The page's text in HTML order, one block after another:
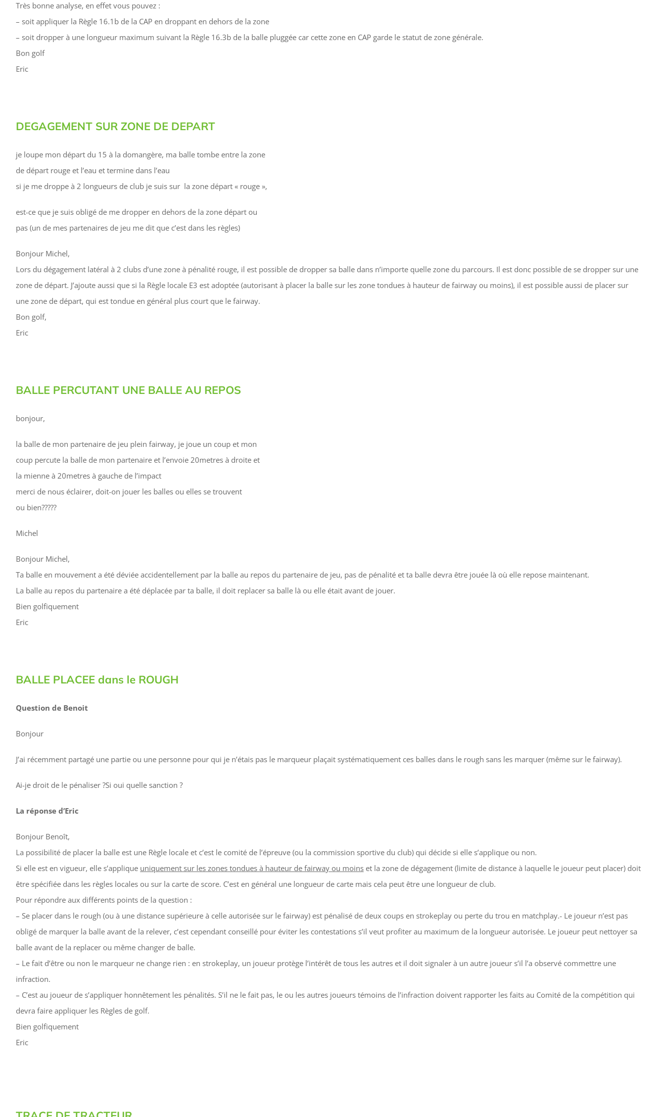
Très bonne analyse, en effet vous pouvez :
– soit appliquer la Règle 16.1b de la CAP en droppant en dehors de la zone
– soit dropper à une longueur maximum suivant la Règle 16.3b de la balle pluggée car cette zone en CAP garde le statut de zone générale.
Bon golf
Eric
DEGAGEMENT SUR ZONE DE DEPART
je loupe mon départ du 15 à la domangère, ma balle tombe entre la zone
de départ rouge et l’eau et termine dans l’eau
si je me droppe à 2 longueurs de club je suis sur la zone départ « rouge »,
est-ce que je suis obligé de me dropper en dehors de la zone départ ou
pas (un de mes partenaires de jeu me dit que c’est dans les règles)
B‌onjour Michel,
Lors du dégagement latéral à 2 clubs d’une zone à pénalité rouge, il est possible de dropper sa balle dans n’importe quelle zone du parcours. Il est donc possible de se dropper sur une
zone de départ. J’ajoute aussi que si la Règle locale E3 est adoptée (autorisant à placer la balle sur les zone tondues à hauteur de fairway ou moins), il est possible aussi de placer sur
une zone de départ, qui est tondue en général plus court que le fairway.
Bon golf,
Eric
BALLE PERCUTANT UNE BALLE AU REPOS
bonjour,
la balle de mon partenaire de jeu plein fairway, je joue un coup et mon
coup percute la balle de mon partenaire et l’envoie 20metres à droite et
la mienne à 20metres à gauche de l’impact
merci de nous éclairer, doit-on jouer les balles ou elles se trouvent
ou bien?????
Michel
B‌onjour Michel,
Ta balle en mouvement a été déviée accidentellement par la balle au repos du partenaire de jeu, pas de pénalité et ta balle devra être jouée là où elle repose maintenant.
La balle au repos du partenaire a été déplacée par ta balle, il doit replacer sa balle là ou elle était avant de jouer.
Bien golfiquement
Eric
BALLE PLACEE dans le ROUGH
Question de Benoit
Bonjour
J’ai récemment partagé une partie ou une personne pour qui je n’étais pas le marqueur plaçait systématiquement ces balles dans le rough sans les marquer (même sur le fairway).
Ai-je droit de le pénaliser ?Si oui quelle sanction ?
La réponse d’Eric
Bonjour Benoît,
La possibilité de placer la balle est une Règle locale et c’est le comité de l’épreuve (ou la commission sportive du club) qui décide si elle s’applique ou non.
Si elle est en vigueur, elle s’applique uniquement sur les zones tondues à hauteur de fairway ou moins et la zone de dégagement (limite de distance à laquelle le joueur peut placer) doit
être spécifiée dans les règles locales ou sur la carte de score. C’est en général une longueur de carte mais cela peut être une longueur de club.
Pour répondre aux différents points de la question :
– Se placer dans le rough (ou à une distance supérieure à celle autorisée sur le fairway) est pénalisé de deux coups en strokeplay ou perte du trou en matchplay.- Le joueur n’est pas
obligé de marquer la balle avant de la relever, c’est cependant conseillé pour éviter les contestations s’il veut profiter au maximum de la longueur autorisée. Le joueur peut nettoyer sa
balle avant de la replacer ou même changer de balle.
– Le fait d’être ou non le marqueur ne change rien : en strokeplay, un joueur protège l’intérêt de tous les autres et il doit signaler à un autre joueur s’il l’a observé commettre une
infraction.
– C’est au joueur de s’appliquer honnêtement les pénalités. S’il ne le fait pas, le ou les autres joueurs témoins de l’infraction doivent rapporter les faits au Comité de la compétition qui
devra faire appliquer les Règles de golf.
Bien golfiquement
Eric